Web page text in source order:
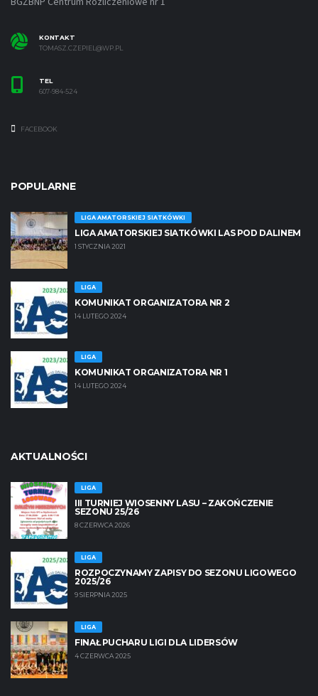
KONTAKT
TOMASZ.CZEPIEL@WP.PL
TEL
607-984-524
FACEBOOK
POPULARNE
LIGA AMATORSKIEJ SIATKÓWKI
LIGA AMATORSKIEJ SIATKÓWKI LAS POD DALINEM
1 STYCZNIA 2021
LIGA
KOMUNIKAT ORGANIZATORA NR 2
14 LUTEGO 2024
LIGA
KOMUNIKAT ORGANIZATORA NR 1
14 LUTEGO 2024
AKTUALNOŚCI
LIGA
III TURNIEJ WIOSENNY LASU – ZAKOŃCZENIE
SEZONU 25/26
8 CZERWCA 2026
LIGA
ROZPOCZYNAMY ZAPISY DO SEZONU LIGOWEGO
2025/26
9 SIERPNIA 2025
LIGA
FINAŁ PUCHARU LIGI DLA LIDERSÓW
4 CZERWCA 2025